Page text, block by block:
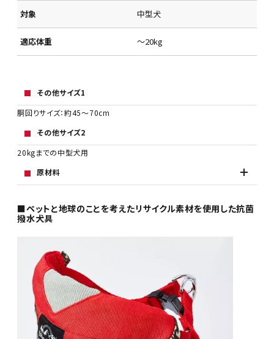
対象 中型犬
適応体重 ～20kg
その他サイズ1
胴回りサイズ：約45～70cm
その他サイズ2
20kgまでの中型犬用
原材料
■ペットと地球のことを考えたリサイクル素材を使用した抗菌
撥水犬具